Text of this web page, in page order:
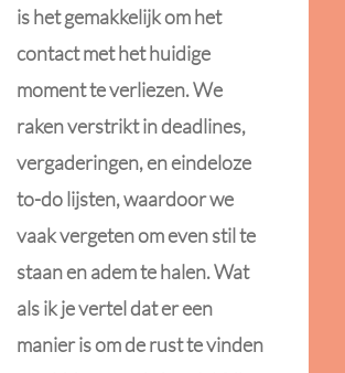
is het gemakkelijk om het
contact met het huidige
moment te verliezen. We
raken verstrikt in deadlines,
vergaderingen, en eindeloze
to-do lijsten, waardoor we
vaak vergeten om even stil te
staan en adem te halen. Wat
als ik je vertel dat er een
manier is om de rust te vinden